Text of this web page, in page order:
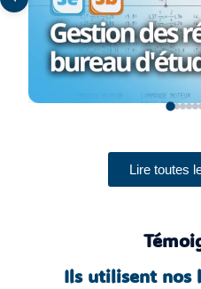
Lire toutes
Ils utilisent nos